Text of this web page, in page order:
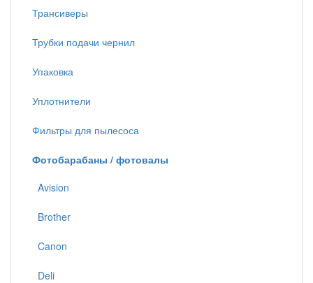
Трансиверы
Трубки подачи чернил
Упаковка
Уплотнители
Фильтры для пылесоса
Фотобарабаны / фотовалы
Avision
Brother
Canon
Deli